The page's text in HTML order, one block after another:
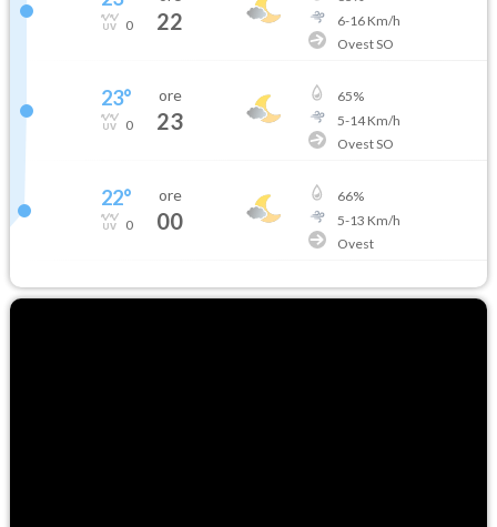
0 22
6-16Km/h
Ovest SO
23°
0
ore
23
65%
5-14Km/h
Ovest SO
22°
0
ore
00
66%
5-13 Km/h
Ovest